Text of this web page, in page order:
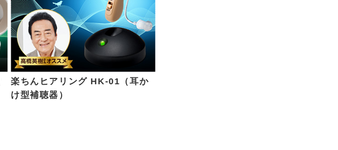
楽ちんヒアリング HK-01（耳か
け型補聴器）